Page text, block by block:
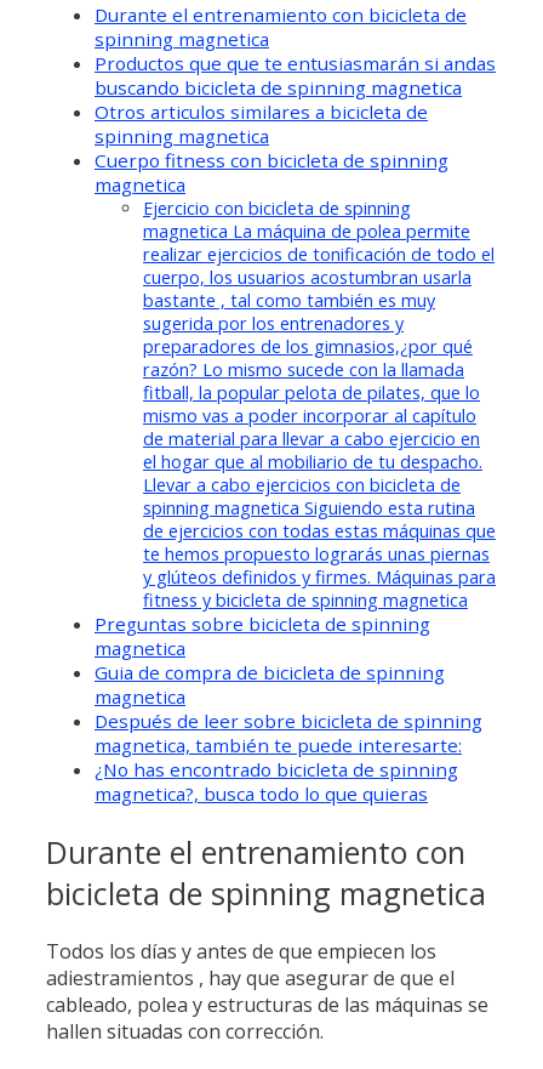
Durante el entrenamiento con bicicleta de
spinning magnetica
Productos que que te entusiasmarán si andas
buscando bicicleta de spinning magnetica
Otros articulos similares a bicicleta de
spinning magnetica
Cuerpo fitness con bicicleta de spinning
magnetica
Ejercicio con bicicleta de spinning
magnetica La máquina de polea permite
realizar ejercicios de tonificación de todo el
cuerpo, los usuarios acostumbran usarla
bastante , tal como también es muy
sugerida por los entrenadores y
preparadores de los gimnasios,¿por qué
razón? Lo mismo sucede con la llamada
fitball, la popular pelota de pilates, que lo
mismo vas a poder incorporar al capítulo
de material para llevar a cabo ejercicio en
el hogar que al mobiliario de tu despacho.
Llevar a cabo ejercicios con bicicleta de
spinning magnetica Siguiendo esta rutina
de ejercicios con todas estas máquinas que
te hemos propuesto lograrás unas piernas
y glúteos definidos y firmes. Máquinas para
fitness y bicicleta de spinning magnetica
Preguntas sobre bicicleta de spinning
magnetica
Guia de compra de bicicleta de spinning
magnetica
Después de leer sobre bicicleta de spinning
magnetica, también te puede interesarte:
¿No has encontrado bicicleta de spinning
magnetica?, busca todo lo que quieras
Durante el entrenamiento con
bicicleta de spinning magnetica
Todos los días y antes de que empiecen los
adiestramientos , hay que asegurar de que el
cableado, polea y estructuras de las máquinas se
hallen situadas con corrección.